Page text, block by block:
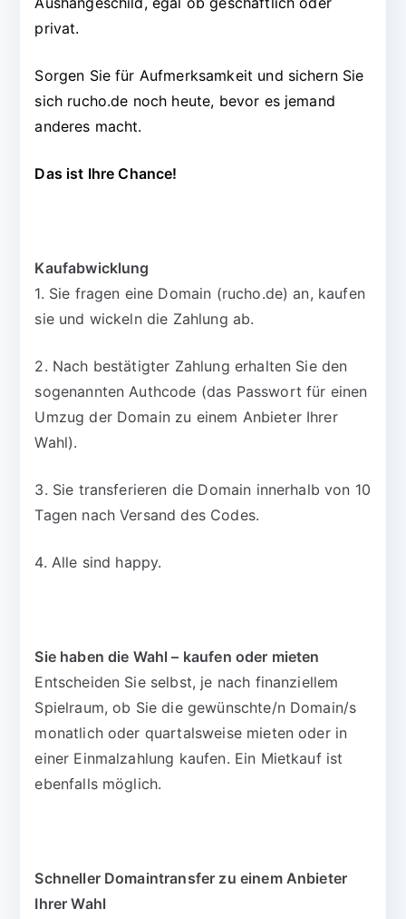
privat.
Sorgen Sie für Aufmerksamkeit und sichern Sie
sich rucho.de noch heute, bevor es jemand
anderes macht.
Das ist Ihre Chance!
Kaufabwicklung
1. Sie fragen eine Domain (rucho.de) an, kaufen
sie und wickeln die Zahlung ab.
2. Nach bestätigter Zahlung erhalten Sie den
sogenannten Authcode (das Passwort für einen
Umzug der Domain zu einem Anbieter Ihrer
Wahl).
3. Sie transferieren die Domain innerhalb von 10
Tagen nach Versand des Codes.
4. Alle sind happy.
Sie haben die Wahl – kaufen oder mieten
Entscheiden Sie selbst, je nach finanziellem
Spielraum, ob Sie die gewünschte/n Domain/s
monatlich oder quartalsweise mieten oder in
einer Einmalzahlung kaufen. Ein Mietkauf ist
ebenfalls möglich.
Schneller Domaintransfer zu einem Anbieter
Ihrer Wahl